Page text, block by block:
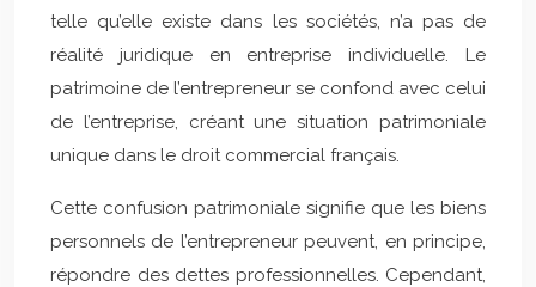
telle qu’elle existe dans les sociétés, n’a pas de
réalité juridique en entreprise individuelle. Le
patrimoine de l’entrepreneur se confond avec celui
de l’entreprise, créant une situation patrimoniale
unique dans le droit commercial français.
Cette confusion patrimoniale signifie que les biens
personnels de l’entrepreneur peuvent, en principe,
répondre des dettes professionnelles. Cependant,